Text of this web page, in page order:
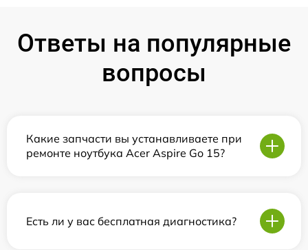
Ответы на популярные
вопросы
Какие запчасти вы устанавливаете при
ремонте ноутбука Acer Aspire Go 15?
Есть ли у вас бесплатная диагностика?